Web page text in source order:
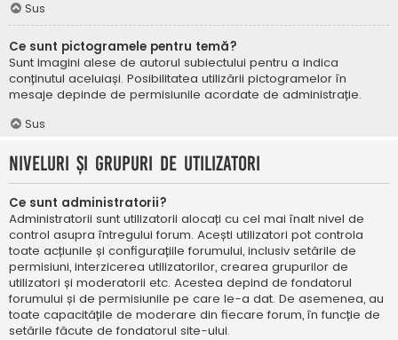
Sus
Ce sunt pictogramele pentru temă?
Sunt imagini alese de autorul subiectului pentru a indica
conținutul aceluiași. Posibilitatea utilizării pictogramelor în
mesaje depinde de permisiunile acordate de administrație.
Sus
Niveluri și grupuri de utilizatori
Ce sunt administratorii?
Administratorii sunt utilizatorii alocați cu cel mai înalt nivel de
control asupra întregului forum. Acești utilizatori pot controla
toate acțiunile și configurațiile forumului, inclusiv setările de
permisiuni, interzicerea utilizatorilor, crearea grupurilor de
utilizatori și moderatorii etc. Acestea depind de fondatorul
forumului și de permisiunile pe care le-a dat. De asemenea, au
toate capacitățile de moderare din fiecare forum, în funcție de
setările făcute de fondatorul site-ului.